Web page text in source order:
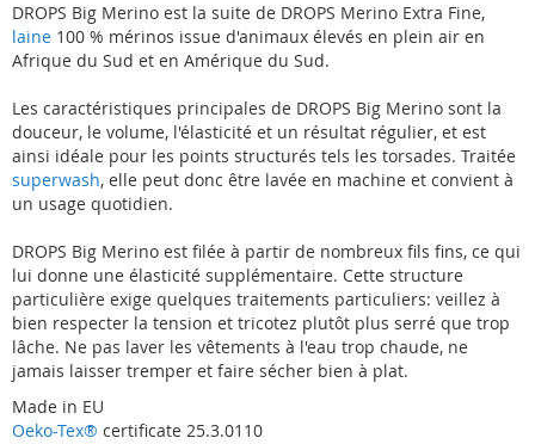
DROPS Big Merino est la suite de DROPS Merino Extra Fine,
laine 100 % mérinos issue d'animaux élevés en plein air en
Afrique du Sud et en Amérique du Sud.
Les caractéristiques principales de DROPS Big Merino sont la
douceur, le volume, l'élasticité et un résultat régulier, et est
ainsi idéale pour les points structurés tels les torsades. Traitée
superwash, elle peut donc être lavée en machine et convient à
un usage quotidien.
DROPS Big Merino est filée à partir de nombreux fils fins, ce qui
lui donne une élasticité supplémentaire. Cette structure
particulière exige quelques traitements particuliers: veillez à
bien respecter la tension et tricotez plutôt plus serré que trop
lâche. Ne pas laver les vêtements à l'eau trop chaude, ne
jamais laisser tremper et faire sécher bien à plat.
Made in EU
Oeko-Tex® certificate 25.3.0110